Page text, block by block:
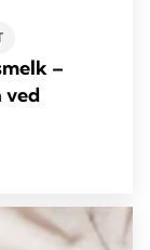
–
ved